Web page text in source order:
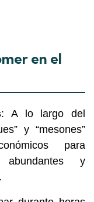
en el
: A lo largo del
y “mesones”
para
abundantes y